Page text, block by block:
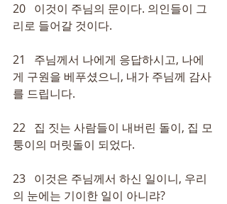
20   이것이 주님의 문이다. 의인들이 그
리로 들어갈 것이다.
21   주님께서 나에게 응답하시고, 나에
게 구원을 베푸셨으니, 내가 주님께 감사
를 드립니다.
22   집 짓는 사람들이 내버린 돌이, 집 모
퉁이의 머릿돌이 되었다.
23   이것은 주님께서 하신 일이니, 우리
의 눈에는 기이한 일이 아니랴?